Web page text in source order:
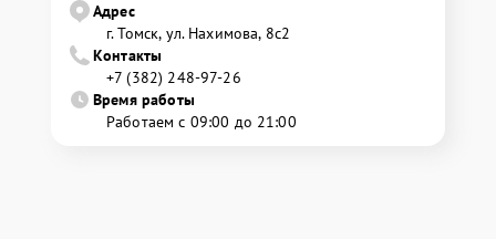
Адрес
г. Томск, ул. Нахимова, 8с2
Контакты
+7 (382) 248-97-26
Время работы
Работаем с 09:00 до 21:00